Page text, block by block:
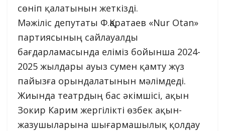
сөніп қалатынын жеткізді.
Мәжіліс депутаты Ф.Қаратаев «Nur Otan»
партиясының сайлауалды
бағдарламасында еліміз бойынша 2024-
2025 жылдары ауыз сумен қамту жүз
пайызға орындалатынын мәлімдеді.
Жиында театрдың бас әкімшісі, ақын
Зокир Карим жергілікті өзбек ақын-
жазушыларына шығармашылық қолдау